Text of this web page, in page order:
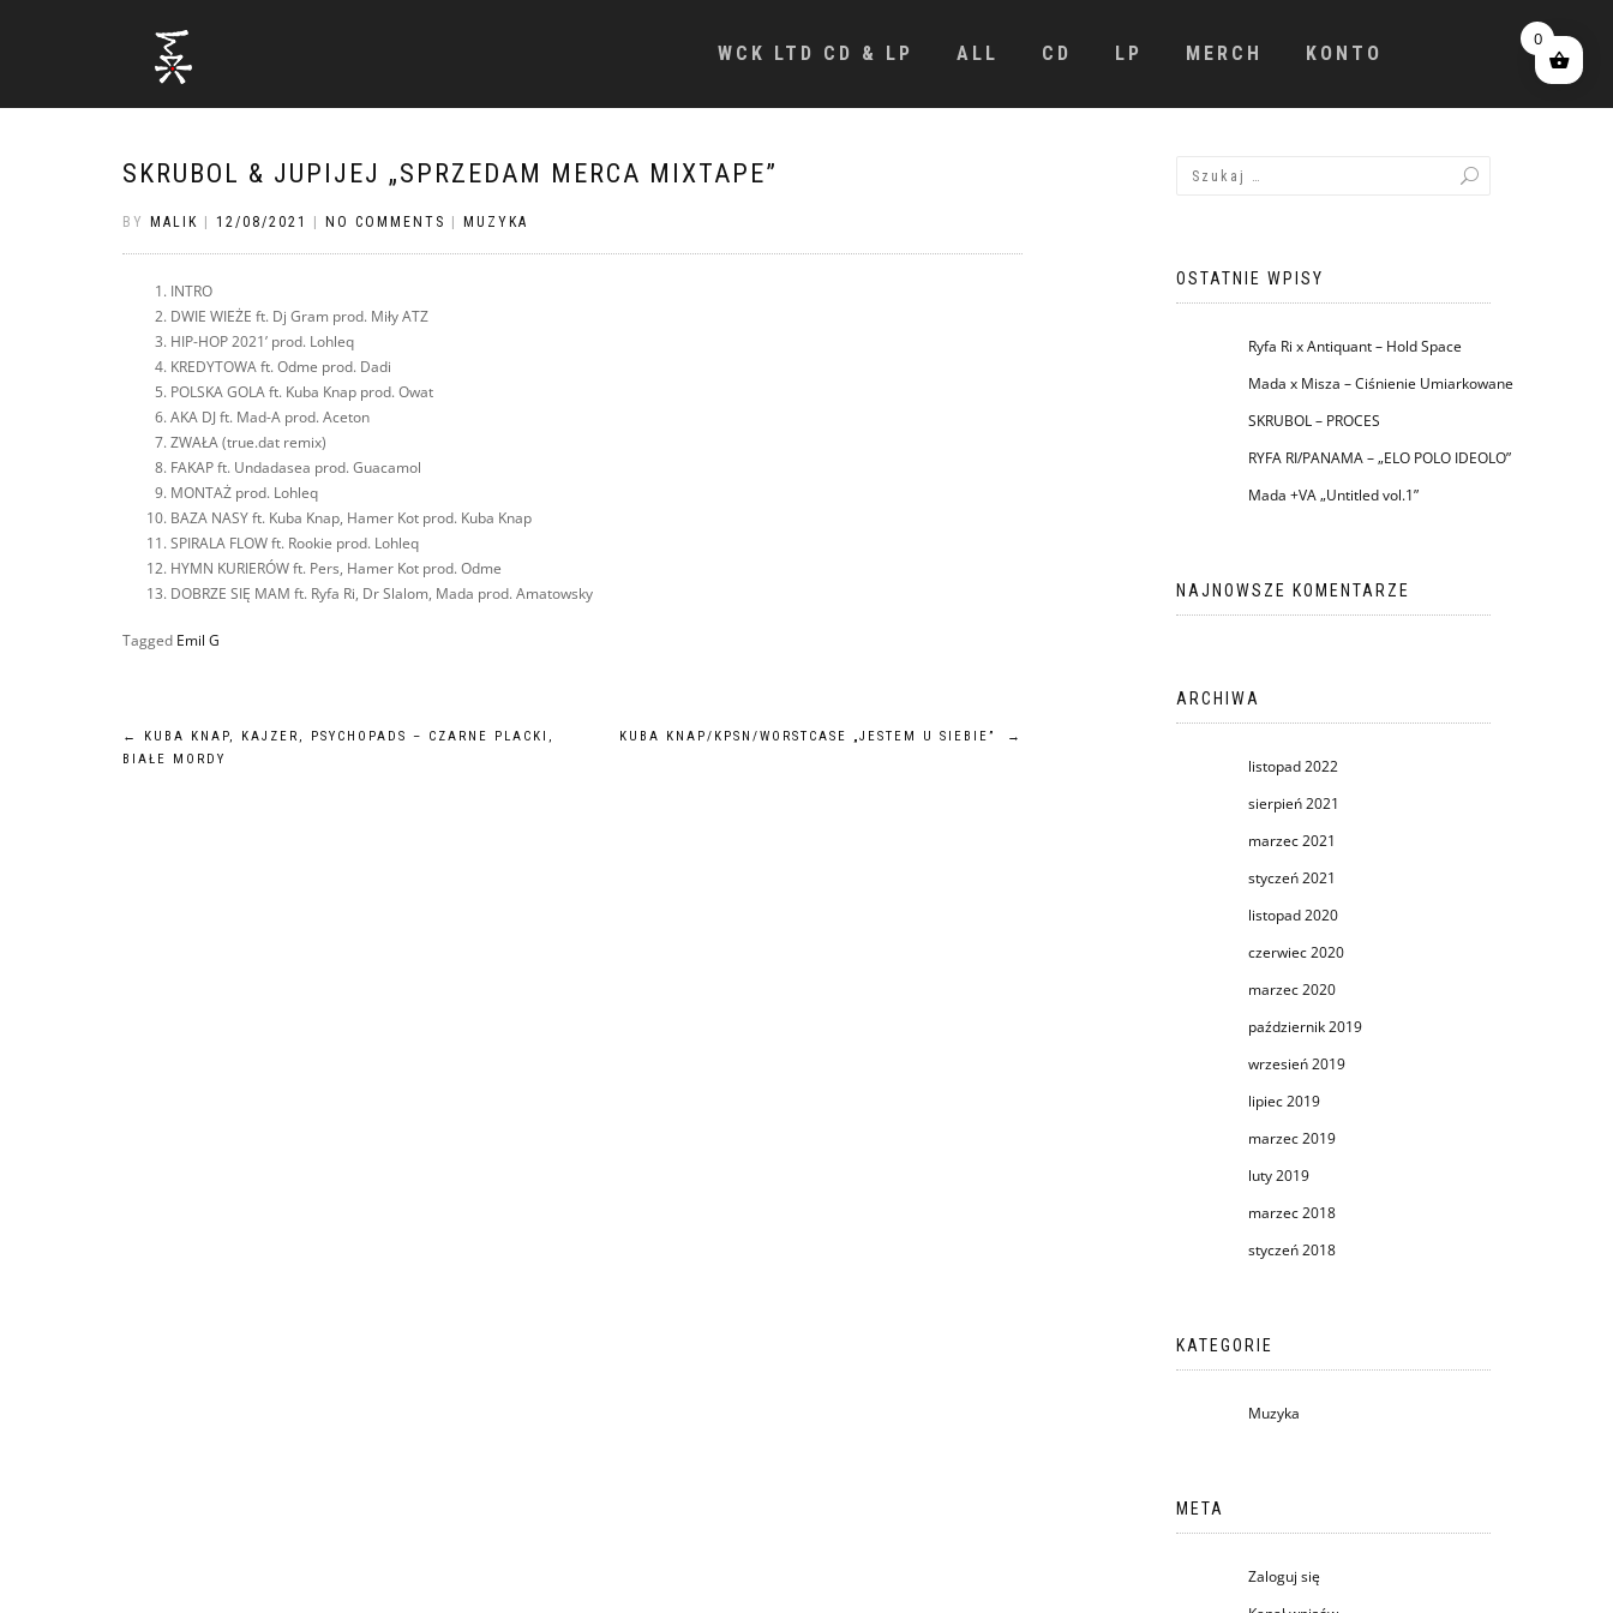
WCK LTD CD & LP ALL CD LP MERCH KONTO
SKRUBOL & JUPIJEJ „SPRZEDAM MERCA MIXTAPE”
BY MALIK 12/08/2021 NO COMMENTS MUZYKA
INTRO
DWIE WIEŻE ft. Dj Gram prod. Miły ATZ
HIP-HOP 2021’ prod. Lohleq
KREDYTOWA ft. Odme prod. Dadi
POLSKA GOLA ft. Kuba Knap prod. Owat
AKA DJ ft. Mad-A prod. Aceton
ZWAŁA (true.dat remix)
FAKAP ft. Undadasea prod. Guacamol
MONTAŻ prod. Lohleq
BAZA NASY ft. Kuba Knap, Hamer Kot prod. Kuba Knap
SPIRALA FLOW ft. Rookie prod. Lohleq
HYMN KURIERÓW ft. Pers, Hamer Kot prod. Odme
DOBRZE SIĘ MAM ft. Ryfa Ri, Dr Slalom, Mada prod. Amatowsky
Tagged Emil G
Nawigacja
←
KUBA KNAP, KAJZER, PSYCHOPADS – CZARNE PLACKI,
BIAŁE MORDY
KUBA KNAP/KPSN/WORSTCASE „JESTEM U SIEBIE” →
OSTATNIE WPISY
Ryfa Ri x Antiquant – Hold Space
Mada x Misza – Ciśnienie Umiarkowane
SKRUBOL – PROCES
RYFA RI/PANAMA – „ELO POLO IDEOLO”
Mada +VA „Untitled vol.1”
NAJNOWSZE KOMENTARZE
ARCHIWA
listopad 2022
sierpień 2021
marzec 2021
styczeń 2021
listopad 2020
czerwiec 2020
marzec 2020
październik 2019
wrzesień 2019
lipiec 2019
marzec 2019
luty 2019
marzec 2018
styczeń 2018
KATEGORIE
Muzyka
META
Zaloguj się
0